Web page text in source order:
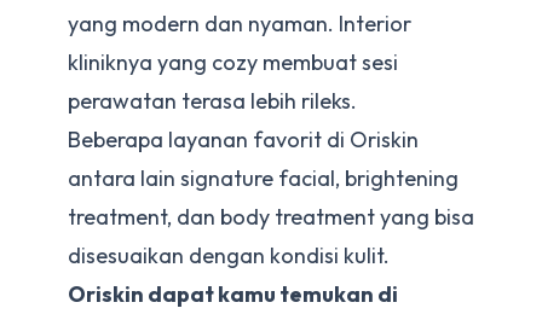
yang modern dan nyaman. Interior
kliniknya yang cozy membuat sesi
perawatan terasa lebih rileks.
Beberapa layanan favorit di Oriskin
antara lain signature facial, brightening
treatment, dan body treatment yang bisa
disesuaikan dengan kondisi kulit.
Oriskin dapat kamu temukan di